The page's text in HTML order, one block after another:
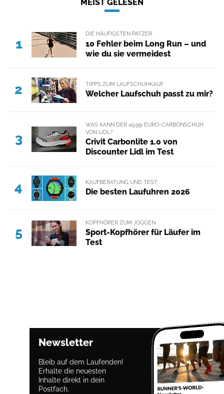
MEIST GELESEN
1
DIE HÄUFIGSTEN PATZER
10 Fehler beim Long Run – und
wie du sie vermeidest
2 TIPPS ZUM LAUFSCHUHKAUF
Welcher Laufschuh passt zu mir?
3
WAS KANN DER 49,99-EURO-CARBONSCHUH
VON LIDL?
Crivit Carbonlite 1.0 von
Discounter Lidl im Test
4 KAUFBERATUNG UND TEST
Die besten Laufuhren 2026
5
KOPFHÖRER ZUM JOGGEN
Sport-Kopfhörer für Läufer im
Test
Newsletter
Bleib auf dem Laufenden!
Erhalte die neuesten
Inhalte direkt in dein
Postfach.